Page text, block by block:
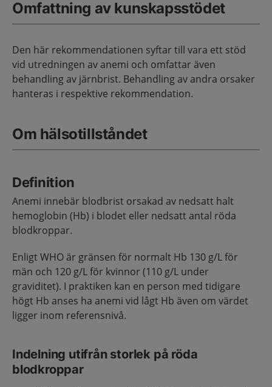
Omfattning av kunskapsstödet
Den här rekommendationen syftar till vara ett stöd
vid utredningen av anemi och omfattar även
behandling av järnbrist. Behandling av andra orsaker
hanteras i respektive rekommendation.
Om hälsotillståndet
Definition
Anemi innebär blodbrist orsakad av nedsatt halt
hemoglobin (Hb) i blodet eller nedsatt antal röda
blodkroppar.
Enligt WHO är gränsen för normalt Hb 130 g/L för
män och 120 g/L för kvinnor (110 g/L under
graviditet). I praktiken kan en person med tidigare
högt Hb anses ha anemi vid lågt Hb även om värdet
ligger inom referensnivå.
Indelning utifrån storlek på röda
blodkroppar